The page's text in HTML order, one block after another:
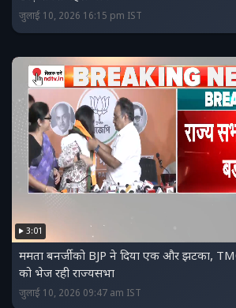
जुलाई 10, 2026 16:15 pm IST
3:01
ममता बनर्जी को BJP ने दिया एक और झटका,
को भेज रही राज्‍यसभा
जुलाई 10, 2026 09:47 am IST